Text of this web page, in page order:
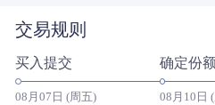
近三年
近五年 9.23%
交易规则
买入提交
08月07日 (周五)
确定份
08月10日